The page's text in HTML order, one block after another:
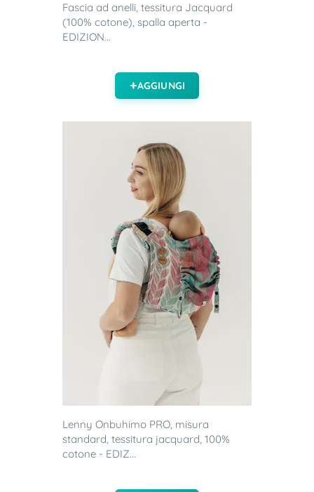
Fascia ad anelli, tessitura Jacquard
(100% cotone), spalla aperta -
EDIZION...
AGGIUNGI
Lenny Onbuhimo PRO, misura
standard, tessitura jacquard, 100%
cotone - EDIZ...